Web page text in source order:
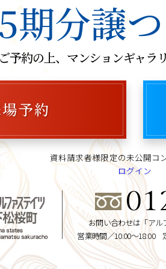
期分譲
予約の上、マンションギャラ
予約
資料請求者様限定の未公開コ
ログイン
お問い合わせは「ア
営業時間／10:00～18:00